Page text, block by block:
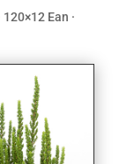
Ean ·